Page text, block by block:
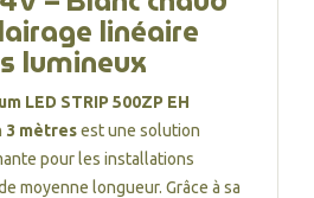
linéaire
lumineux
LED STRIP 500ZP EH
3 mètresest une solution
pour les installations
moyenne longueur. Grâce à sa